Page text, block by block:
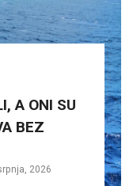
A ONI SU
BEZ
2026